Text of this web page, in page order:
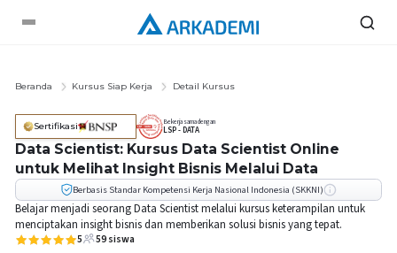
Beranda Kursus Siap Kerja Detail Kursus
Sertifikasi Bekerja sama dengan
LSP - DATA
Data Scientist: Kursus Data Scientist Online
untuk Melihat Insight Bisnis Melalui Data
Berbasis Standar Kompetensi Kerja Nasional Indonesia (SKKNI)
Belajar menjadi seorang Data Scientist melalui kursus keterampilan untuk
menciptakan insight bisnis dan memberikan solusi bisnis yang tepat.
5 59siswa